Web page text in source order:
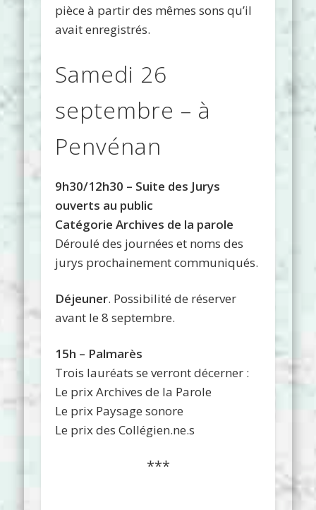
pièce à partir des mêmes sons qu’il
avait enregistrés.
Samedi 26
septembre – à
Penvénan
9h30/12h30 – Suite des Jurys
ouverts au public
Catégorie Archives de la parole
Déroulé des journées et noms des
jurys prochainement communiqués.
Déjeuner. Possibilité de réserver
avant le 8 septembre.
15h – Palmarès
Trois lauréats se verront décerner :
Le prix Archives de la Parole
Le prix Paysage sonore
Le prix des Collégien.ne.s
***